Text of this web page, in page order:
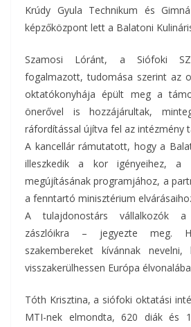
Krúdy Gyula Technikum és
képzőközpont lett a Balatoni
Szamosi Lóránt, a Siófoki
fogalmazott, tudomása szerint az
oktatókonyhája épült meg a
önerővel is hozzájárultak,
ráfordítással újítva fel az intézmény
A kancellár rámutatott, hogy a
illeszkedik a kor igényeihez, a
megújításának programjához, a
a fenntartó minisztérium
A tulajdonostárs vállalkozók
zászlóikra – jegyezte meg.
szakembereket kívánnak nevelni,
visszakerülhessen Európa
Tóth Krisztina, a siófoki oktatási
MTI-nek elmondta, 620 diák és